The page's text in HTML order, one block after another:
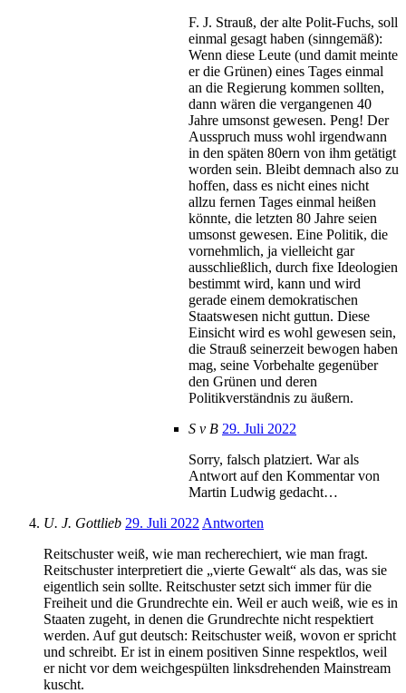
F. J. Strauß, der alte Polit-Fuchs, soll
einmal gesagt haben (sinngemäß):
Wenn diese Leute (und damit meinte
er die Grünen) eines Tages einmal
an die Regierung kommen sollten,
dann wären die vergangenen 40
Jahre umsonst gewesen. Peng! Der
Ausspruch muss wohl irgendwann
in den späten 80ern von ihm getätigt
worden sein. Bleibt demnach also zu
hoffen, dass es nicht eines nicht
allzu fernen Tages einmal heißen
könnte, die letzten 80 Jahre seien
umsonst gewesen. Eine Politik, die
vornehmlich, ja vielleicht gar
ausschließlich, durch fixe Ideologien
bestimmt wird, kann und wird
gerade einem demokratischen
Staatswesen nicht guttun. Diese
Einsicht wird es wohl gewesen sein,
die Strauß seinerzeit bewogen haben
mag, seine Vorbehalte gegenüber
den Grünen und deren
Politikverständnis zu äußern.
S v B 29. Juli 2022
Sorry, falsch platziert. War als
Antwort auf den Kommentar von
Martin Ludwig gedacht…
U. J. Gottlieb 29. Juli 2022 Antworten
Reitschuster weiß, wie man recherechiert, wie man fragt.
Reitschuster interpretiert die „vierte Gewalt“ als das, was sie
eigentlich sein sollte. Reitschuster setzt sich immer für die
Freiheit und die Grundrechte ein. Weil er auch weiß, wie es in
Staaten zugeht, in denen die Grundrechte nicht respektiert
werden. Auf gut deutsch: Reitschuster weiß, wovon er spricht
und schreibt. Er ist in einem positiven Sinne respektlos, weil
er nicht vor dem weichgespülten linksdrehenden Mainstream
kuscht.